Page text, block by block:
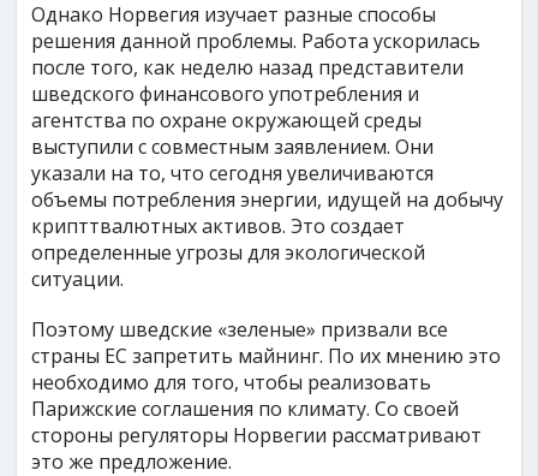
Однако Норвегия изучает разные способы
решения данной проблемы. Работа ускорилась
после того, как неделю назад представители
шведского финансового употребления и
агентства по охране окружающей среды
выступили с совместным заявлением. Они
указали на то, что сегодня увеличиваются
объемы потребления энергии, идущей на добычу
крипттвалютных активов. Это создает
определенные угрозы для экологической
ситуации.
Поэтому шведские «зеленые» призвали все
страны ЕС запретить майнинг. По их мнению это
необходимо для того, чтобы реализовать
Парижские соглашения по климату. Со своей
стороны регуляторы Норвегии рассматривают
это же предложение.